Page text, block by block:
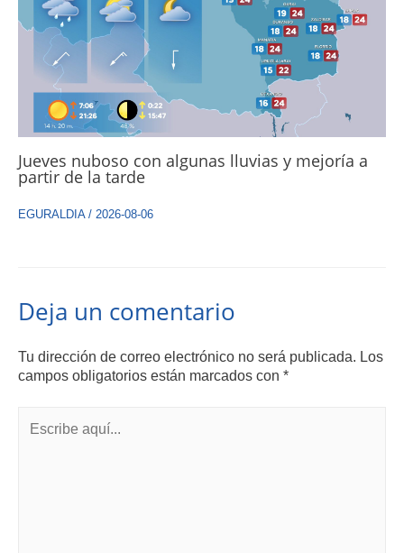
Jueves nuboso con algunas lluvias y mejoría a
partir de la tarde
EGURALDIA/ 2026-08-06
Deja un comentario
Tu dirección de correo electrónico no será publicada. Los
campos obligatorios están marcados con *